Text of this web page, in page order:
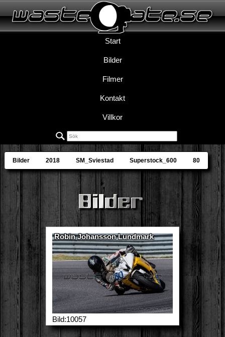
Start
Bilder
Filmer
Kontakt
Villkor
Bilder 2018 SM_Sviestad Superstock_600 80
Robin Johansson Lundmark
Bild:10057